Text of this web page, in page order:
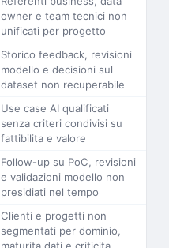
owner e team tecnici non
unificati per progetto
Storico feedback, revisioni
modello e decisioni sul
dataset non recuperabile
Use case AI qualificati
senza criteri condivisi su
fattibilita e valore
Follow-up su PoC, revisioni
e validazioni modello non
presidiati nel tempo
Clienti e progetti non
segmentati per dominio,
maturita dati e criticita